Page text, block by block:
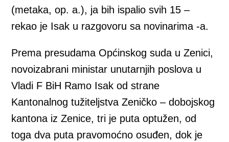
(metaka, op. a.), ja bih ispalio svih 15 –
rekao je Isak u razgovoru sa novinarima -a.
Prema presudama Općinskog suda u Zenici,
novoizabrani ministar unutarnjih poslova u
Vladi F BiH Ramo Isak od strane
Kantonalnog tužiteljstva Zeničko – dobojskog
kantona iz Zenice, tri je puta optužen, od
toga dva puta pravomoćno osuđen, dok je